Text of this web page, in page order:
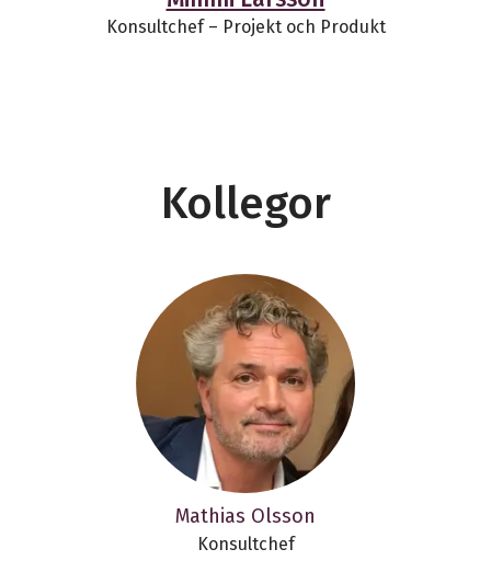
Konsultchef – Projekt och Produkt
Kollegor
Mathias Olsson
Konsultchef